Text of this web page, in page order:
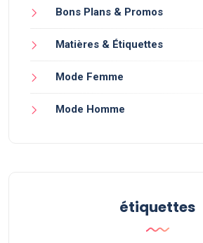
Bons Plans & Promos
Matières & Étiquettes
Mode Femme
Mode Homme
étiquettes